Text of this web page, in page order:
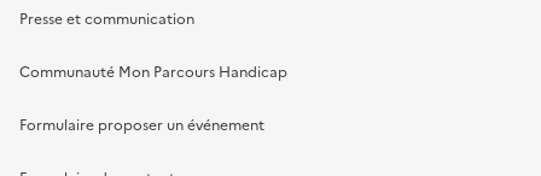
Presse et communication
Communauté Mon Parcours Handicap
Formulaire proposer un événement